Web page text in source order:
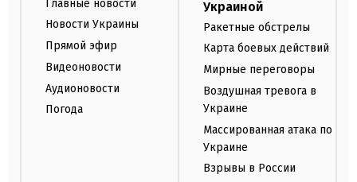
Главные новости
Новости Украины
Прямой эфир
Видеоновости
Аудионовости
Погода
Украиной
Ракетные обстрелы
Карта боевых действий
Мирные переговоры
Воздушная тревога в
Украине
Массированная атака по
Украине
Взрывы в России